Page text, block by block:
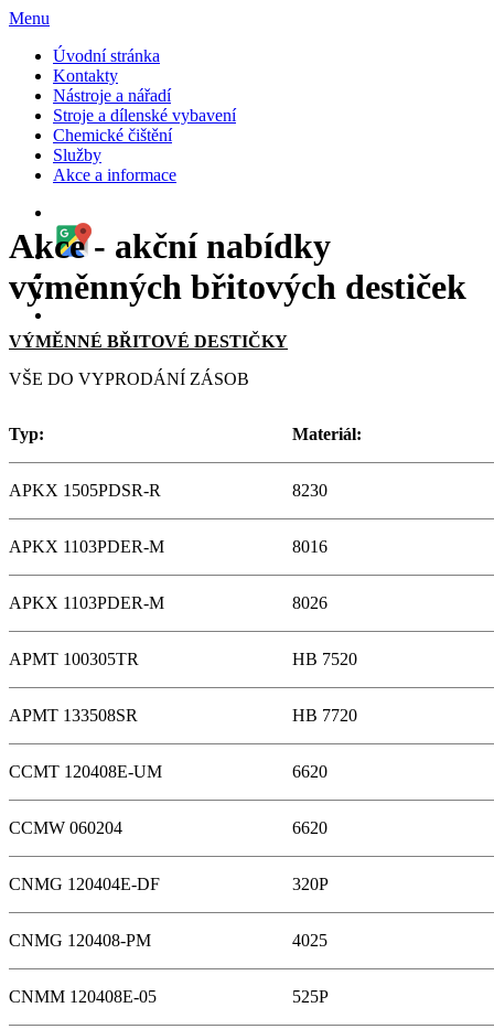
Menu
Úvodní stránka
Kontakty
Nástroje a nářadí
Stroje a dílenské vybavení
Chemické čištění
Služby
Akce a informace
Akce - akční nabídky
výměnných břitových destiček
VÝMĚNNÉ BŘITOVÉ DESTIČKY
VŠE DO VYPRODÁNÍ ZÁSOB
Typ: Materiál:
APKX 1505PDSR-R 8230
APKX 1103PDER-M 8016
APKX 1103PDER-M 8026
APMT 100305TR HB 7520
APMT 133508SR HB 7720
CCMT 120408E-UM 6620
CCMW 060204 6620
CNMG 120404E-DF 320P
CNMG 120408-PM 4025
CNMM 120408E-05 525P